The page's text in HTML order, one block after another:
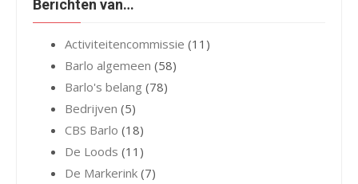
Berichten van…
Activiteitencommissie (11)
Barlo algemeen (58)
Barlo's belang (78)
Bedrijven (5)
CBS Barlo (18)
De Loods (11)
De Markerink (7)